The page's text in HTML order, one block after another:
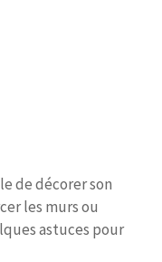
de décorer son
les murs ou
astuces pour